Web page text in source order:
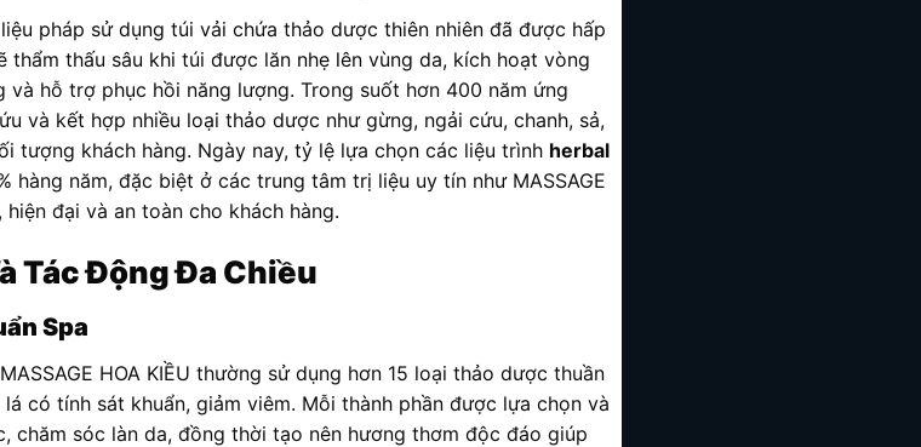
pháp sử dụng túi vải chứa thảo dược thiên nhiên đã được hấp
thấu sâu khi túi được lăn nhẹ lên vùng da, kích hoạt vòng
và hỗ trợ phục hồi năng lượng. Trong suốt hơn 400 năm ứng
và kết hợp nhiều loại thảo dược như gừng, ngải cứu, chanh, sả,
tượng khách hàng. Ngày nay, tỷ lệ lựa chọn các liệu trình herbal
hàng năm, đặc biệt ở các trung tâm trị liệu uy tín như MASSAGE
hiện đại và an toàn cho khách hàng.
Tác Động Đa Chiều
Spa
HOA KIỀU thường sử dụng hơn 15 loại thảo dược thuần
có tính sát khuẩn, giảm viêm. Mỗi thành phần được lựa chọn và
chăm sóc làn da, đồng thời tạo nên hương thơm độc đáo giúp